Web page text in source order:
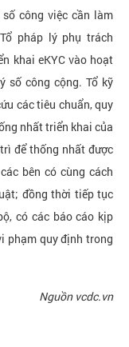
công việc cần làm
pháp lý phụ trách
khai eKYC vào hoạt
số công cộng. Tổ kỹ
các tiêu chuẩn, quy
nhất triển khai của
để thống nhất được
bên có cùng cách
đồng thời tiếp tục
có các báo cáo kịp
phạm quy định trong
Nguồn vcdc.vn